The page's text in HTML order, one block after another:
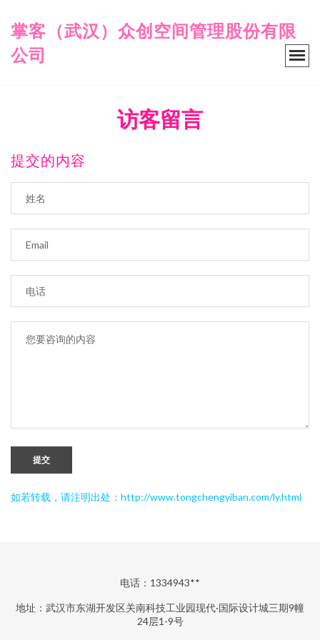
掌客（武汉）众创空间管理股份有限
公司
访客留言
提交的内容
提交
如若转载，请注明出处：http://www.tongchengyiban.com/ly.html
电话：1334943**
地址：武汉市东湖开发区关南科技工业园现代·国际设计城三期9幢
24层1-9号